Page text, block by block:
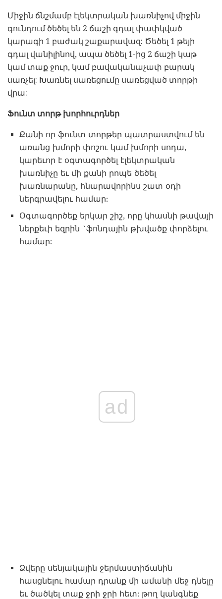
Միջին ճնշմամբ էլեկտրական խառնիչով միջին
գունդում ծեծել են 2 ճաշի գդալ փափկված
կարագի 1 բաժակ շաքարավազ: Ծեծել 1 թեյի
գդալ վանիլինով, ապա ծեծել 1-ից 2 ճաշի կաթ
կամ տաք ջուր, կամ բավականաչափ բարակ
սառչել: Խառնել սառեցումը սառեցված տորթի
վրա:
Ֆունտ տորթ խորհուրդներ
Քանի որ ֆունտ տորթեր պատրաստվում են
առանց խմորի փոշու կամ խմորի սոդա,
կարեւոր է օգտագործել էլեկտրական
խառնիչը եւ մի քանի րոպե ծեծել
խառնարանը, հնարավորինս շատ օդի
ներգրավելու համար:
Օգտագործեք երկար շիշ, որը կհասնի թավայի
ներքեւի եզրին `ֆոնդային թխվածք փորձելու
համար:
ad
Ձվերը սենյակային ջերմաստիճանին
հասցնելու համար դրանք մի ամանի մեջ դնելը
եւ ծածկել տաք ջրի ջրի հետ: թող կանգնեք